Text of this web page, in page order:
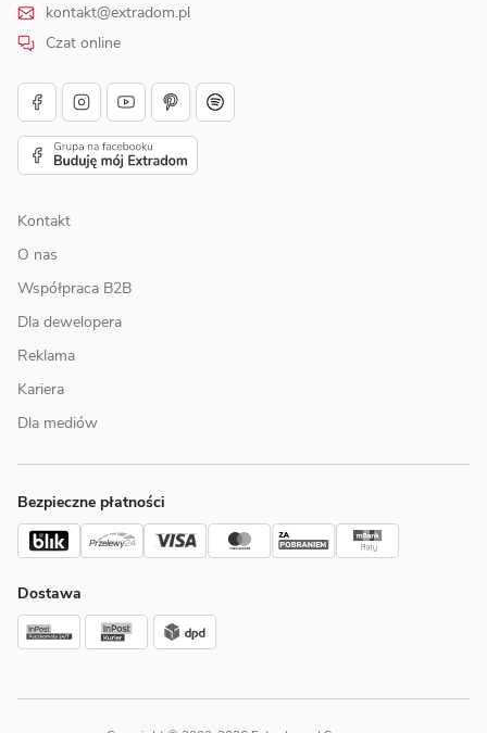
kontakt@extradom.pl
Czat online
Kontakt
O nas
Współpraca B2B
Dla dewelopera
Reklama
Kariera
Dla mediów
Bezpieczne płatności
Dostawa